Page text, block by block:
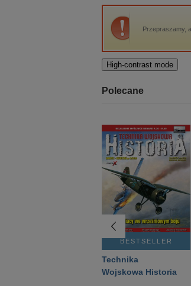
budownictwo,
biznesowe,
darmowe wydania
edukacja
kobiece, lifestyle,
Przepraszamy,
High-contrast mode
Polecane
BESTSELLER
Technika
Wojskowa Historia